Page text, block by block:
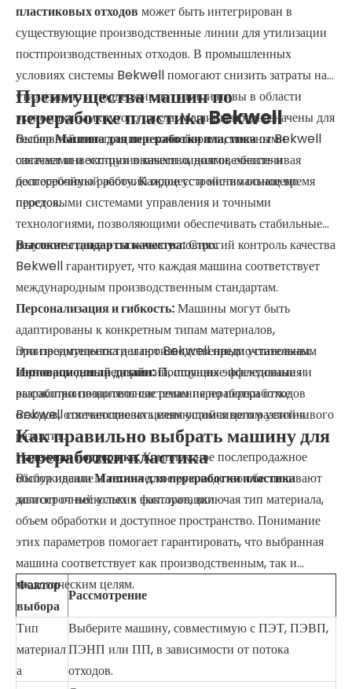
пластиковых отходов может быть интегрирован в
существующие производственные линии для утилизации
постпроизводственных отходов. В промышленных
условиях системы Bekwell помогают снизить затраты на
утилизацию и поддерживают инициативы в области
экономики замкнутого цикла. Машины предназначены для
бесшовной интеграции с конвейерами, моечными
системами и экструзионными линиями, обеспечивая
бесперебойный рабочий процесс и минимальное время
простоя.
Преимущества машин по
переработке пластика Bekwell
ВыборМашина для переработки пластикаот Bekwell
означает инвестиции в качество, долговечность и
долгосрочную работу. Каждое устройство оснащено
передовыми системами управления и точными
технологиями, позволяющими обеспечивать стабильные
результаты даже в сложных условиях.
Высокие стандарты качества:Строгий контроль качества
Bekwell гарантирует, что каждая машина соответствует
международным производственным стандартам.
Персонализация и гибкость:Машины могут быть
адаптированы к конкретным типам материалов,
производительности и производственным установкам.
Инновационный дизайн:Постоянные исследования и
разработки позволяют системам переработки отходов
Bekwell соответствовать меняющимся целям устойчивого
развития.
Надежная поддержка:Комплексное послепродажное
обслуживание и техническое руководство обеспечивают
долгосрочный успех в эксплуатации.
Эти преимущества делают Bekwell предпочтительным
партнером для предприятий, ищущих эффективные и
высокопроизводительные решения по переработке
отходов, отвечающие их целям устойчивого развития.
Как правильно выбрать машину для
переработки пластика
Выбор идеалаМашина для переработки пластика
зависит от нескольких факторов, включая тип материала,
объем обработки и доступное пространство. Понимание
этих параметров помогает гарантировать, что выбранная
машина соответствует как производственным, так и
экологическим целям.
Фактор
выбора
Рассмотрение
Тип
материал
а
Выберите машину, совместимую с ПЭТ, ПЭВП,
ПЭНП или ПП, в зависимости от потока
отходов.